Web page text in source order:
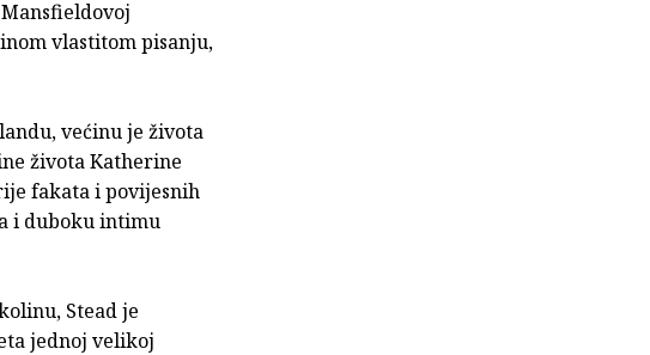
vlastitom pisanju,
većinu je života
života Katherine
fakata i povijesnih
i duboku intimu
Stead je
jednoj velikoj